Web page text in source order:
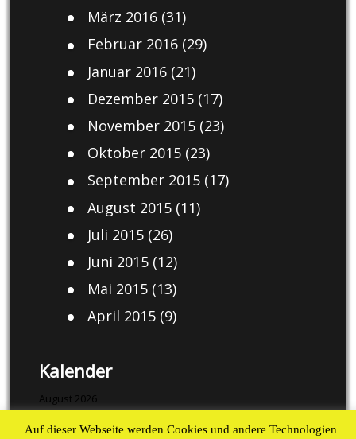
März 2016(31)
Februar 2016(29)
Januar 2016(21)
Dezember 2015(17)
November 2015(23)
Oktober 2015(23)
September 2015(17)
August 2015(11)
Juli 2015(26)
Juni 2015(12)
Mai 2015(13)
April 2015(9)
Kalender
August 2026
M D M D F S S
Auf dieser Webseite werden Cookies und andere Technologien